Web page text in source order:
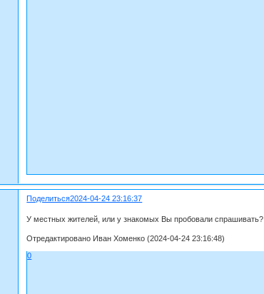
Поделиться2024-04-24 23:16:37
У местных жителей, или у знакомых Вы пробовали спрашивать?
Отредактировано Иван Хоменко (2024-04-24 23:16:48)
0